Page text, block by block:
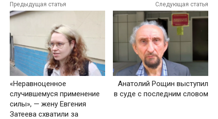
Предыдущая статья
«Неравноценное
случившемуся применение
силы», — жену Евгения
Затеева схватили за
Следующая статья
Анатолий Рощин выступил
в суде с последним словом